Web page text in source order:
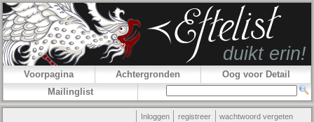
Voorpagina Achtergronden
Oog voor Detail
Mailinglist
Inloggen registreer wachtwoord vergeten